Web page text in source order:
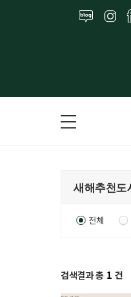
전체
검색결과 총 1 건